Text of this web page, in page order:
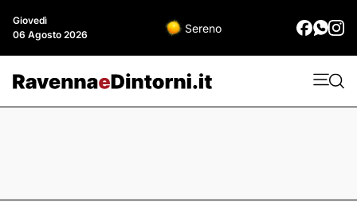
Giovedì
06 Agosto 2026
Sereno